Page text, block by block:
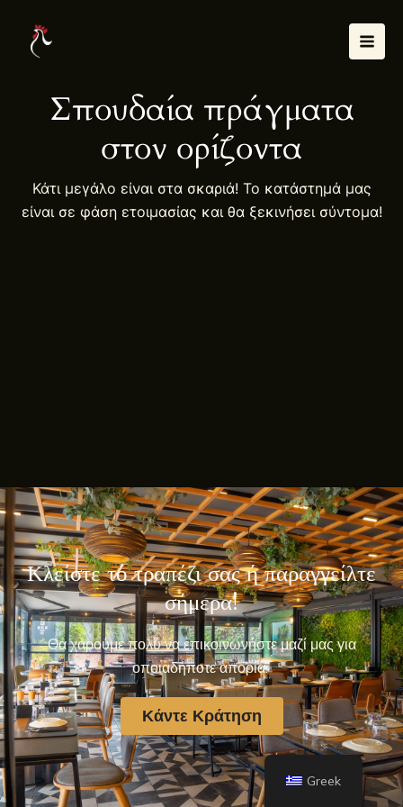
περιεχόμενο
Σπουδαία πράγματα
στον ορίζοντα
Κάτι μεγάλο είναι στα σκαριά! Το κατάστημά μας
είναι σε φάση ετοιμασίας και θα ξεκινήσει σύντομα!
Κλείστε το τραπέζι σας ή παραγγείλτε
σήμερα!
Θα χαρούμε πολύ να επικοινωνήστε μαζί μας για
οποιαδήποτε απορία.
Κάντε Κράτηση
Greek